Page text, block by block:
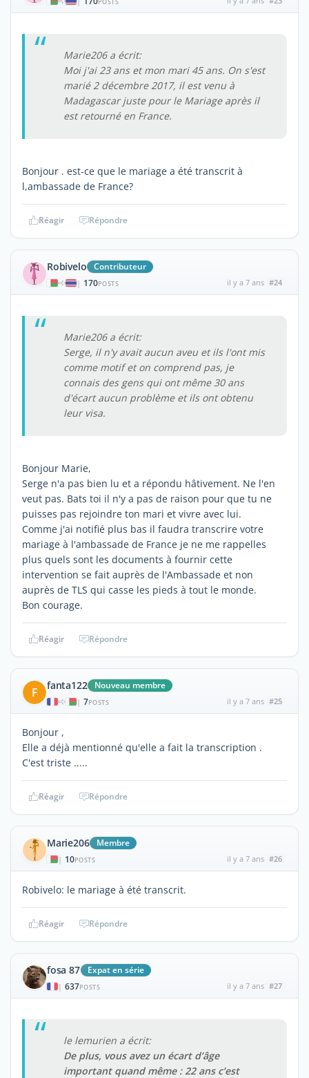
Marie206 a écrit:
Moi j'ai 23 ans et mon mari 45 ans. On s'est
marié 2 décembre 2017, il est venu à
Madagascar juste pour le Mariage après il
est retourné en France.
Bonjour . est-ce que le mariage a été transcrit à
l,ambassade de France?
Réagir Répondre
Robivelo Contributeur
| 170POSTS il y a 7 ans #24
Marie206 a écrit:
Serge, il n'y avait aucun aveu et ils l'ont mis
comme motif et on comprend pas, je
connais des gens qui ont même 30 ans
d'écart aucun problème et ils ont obtenu
leur visa.
Bonjour Marie,
Serge n'a pas bien lu et a répondu hâtivement. Ne l'en
veut pas. Bats toi il n'y a pas de raison pour que tu ne
puisses pas rejoindre ton mari et vivre avec lui.
Comme j'ai notifié plus bas il faudra transcrire votre
mariage à l'ambassade de France je ne me rappelles
plus quels sont les documents à fournir cette
intervention se fait auprès de l'Ambassade et non
auprès de TLS qui casse les pieds à tout le monde.
Bon courage.
Réagir Répondre
F fanta122 Nouveau membre
| 7POSTS il y a 7 ans #25
Bonjour ,
Elle a déjà mentionné qu'elle a fait la transcription .
C'est triste .....
Réagir Répondre
Marie206 Membre
| 10POSTS il y a 7 ans #26
Robivelo: le mariage à été transcrit.
Réagir Répondre
fosa 87 Expat en série
| 637POSTS il y a 7 ans #27
le lemurien a écrit:
De plus, vous avez un écart d’âge
important quand même : 22 ans c’est